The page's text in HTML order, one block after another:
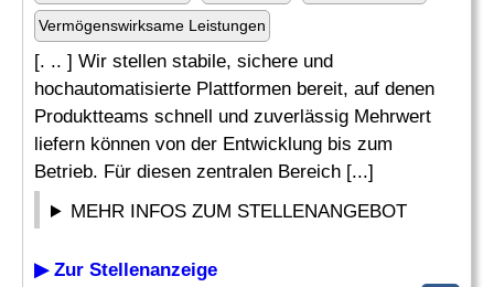
Vermögenswirksame Leistungen
[. .. ] Wir stellen stabile, sichere und
hochautomatisierte Plattformen bereit, auf denen
Produktteams schnell und zuverlässig Mehrwert
liefern können von der Entwicklung bis zum
Betrieb. Für diesen zentralen Bereich [...]
MEHR INFOS ZUM STELLENANGEBOT
▶ Zur Stellenanzeige